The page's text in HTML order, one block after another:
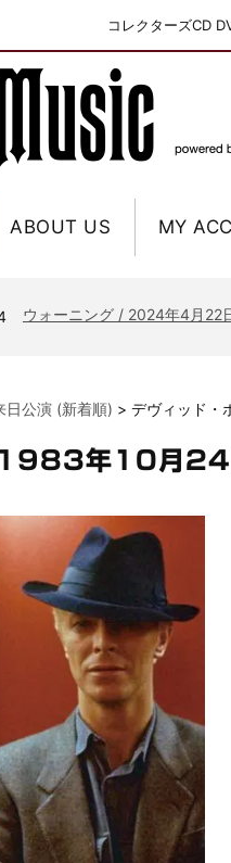
コレクターズCD
ABOUT US MY
ジャーニー / 1979年5月8+9日
NGHFB / 2024年7月28日 フ
ビリー・ジョエル / 2024年3
リアム・ギャラガー / 2024年
ユーライア・ヒープ / 2023年8
ジャーニー / 1979年5月8+9日
NGHFB / 2024年7月28日 フ
ウォーニング / 2024年4月22
ビリー・ジョエル / 2024年3
ャラガー / 2024年6月3日 カー
スコーピオンズ / 2024年6月
マネスキン / 2024年6月9日
リアム・ギャラガー / 2024年
メガデス / 2023年8月4日 ドイ
ユーライア・ヒープ / 2023年
ジャーニー / 1979年5月8+9日
日公演 (新着順) > デヴィッド・
年10月24